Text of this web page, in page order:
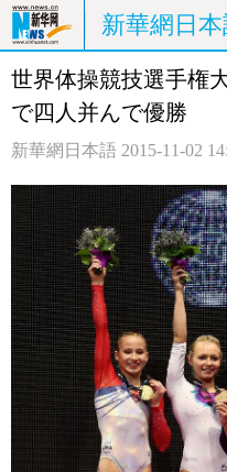
新華網日
ホームページ
観光
中日対訳
世界体操競技選手権
で四人并んで優勝
新華網日本語 2015-11-02